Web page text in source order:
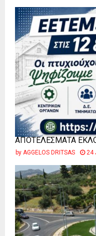
ΑΠΟΤΕΛΕΣΜΑΤΑ
by AGGELOS DRITSAS 24